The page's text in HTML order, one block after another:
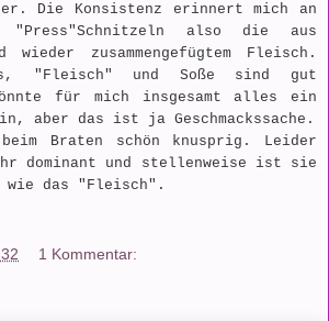
Die Konsistenz erinnert mich an
"Press"Schnitzeln also die aus
wieder zusammengefügtem Fleisch.
"Fleisch" und Soße sind gut
für mich insgesamt alles ein
aber das ist ja Geschmackssache.
Braten schön knusprig. Leider
dominant und stellenweise ist sie
wie das "Fleisch".
1 Kommentar: